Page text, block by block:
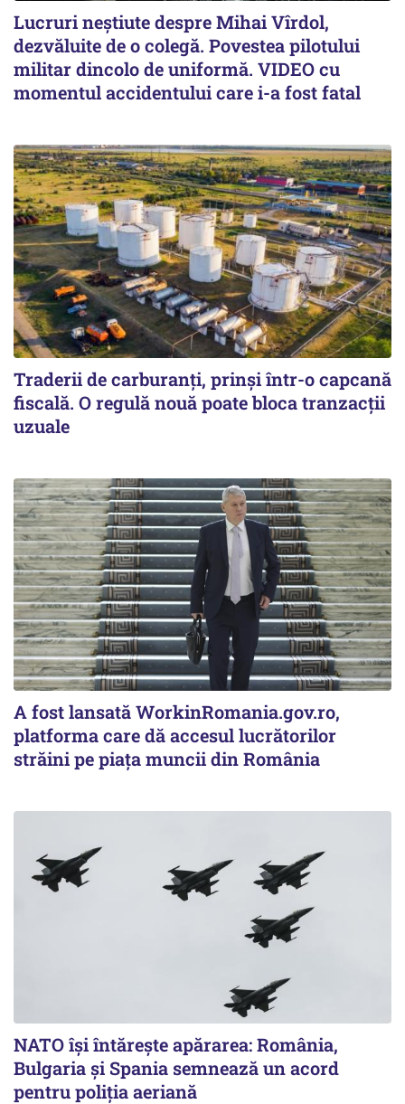
Lucruri neștiute despre Mihai Vîrdol,
dezvăluite de o colegă. Povestea pilotului
militar dincolo de uniformă. VIDEO cu
momentul accidentului care i-a fost fatal
Traderii de carburanți, prinși într-o capcană
fiscală. O regulă nouă poate bloca tranzacții
uzuale
A fost lansată WorkinRomania.gov.ro,
platforma care dă accesul lucrătorilor
străini pe piața muncii din România
NATO își întărește apărarea: România,
Bulgaria și Spania semnează un acord
pentru poliția aeriană